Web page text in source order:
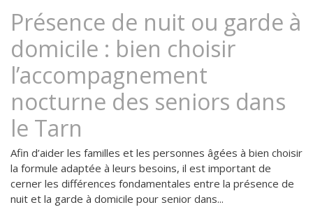
Présence de nuit ou garde à
domicile : bien choisir
l’accompagnement
nocturne des seniors dans
le Tarn
Afin d’aider les familles et les personnes âgées à bien choisir
la formule adaptée à leurs besoins, il est important de
cerner les différences fondamentales entre la présence de
nuit et la garde à domicile pour senior dans...